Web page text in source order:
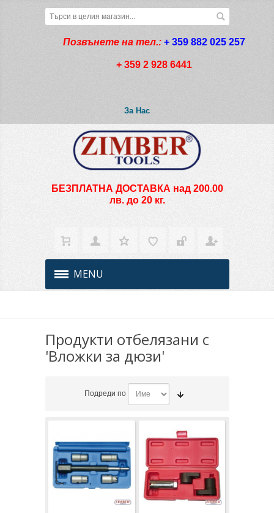
Позвънете на тел.: + 359 882 025 257
+ 359 2 928 6441
За Нас
БЕЗПЛАТНА ДОСТАВКА над 200.00
лв. до 20 кг.
MENU
Продукти отбелязани с
'Вложки за дюзи'
Подреди по